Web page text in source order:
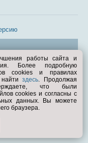
работы сайта и
Более подробную
cookies и правилах
найтиздесь. Продолжая
что были
cookies и согласны с
данных. Вы можете
браузера.